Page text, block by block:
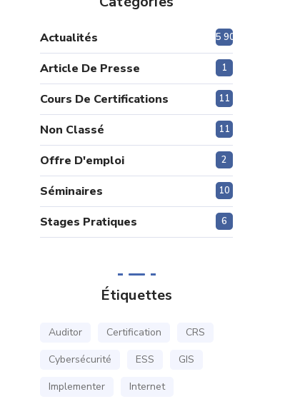
Actualités 5 908
Article De Presse 1
Cours De Certifications 11
Non Classé 11
Offre D'emploi 2
Séminaires 10
Stages Pratiques 6
Étiquettes
Auditor Certification
CRS
Cybersécurité
ESS
GIS
Implementer
Internet